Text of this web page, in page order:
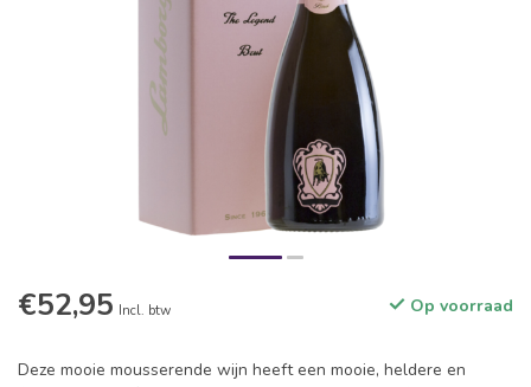
€52,95 Incl. btw Op voorraad
Deze mooie mousserende wijn heeft een mooie, heldere en